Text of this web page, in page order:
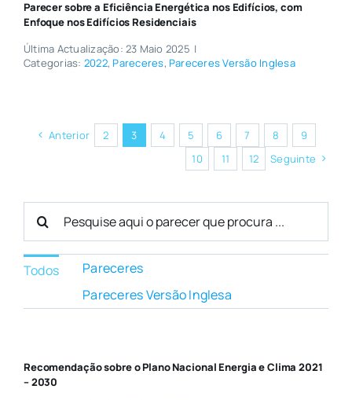
Parecer sobre a Eficiência Energética nos Edifícios, com
Enfoque nos Edifícios Residenciais
Última Actualização: 23 Maio 2025 |
Categorias: 2022,Pareceres, Pareceres Versão Inglesa
Anterior 2 3 4 5 6 7 8
9
10
11 12 Seguinte
Search
Todos
Pareceres
Pareceres Versão Inglesa
Recomendação sobre o Plano Nacional Energia e Clima 2021
– 2030